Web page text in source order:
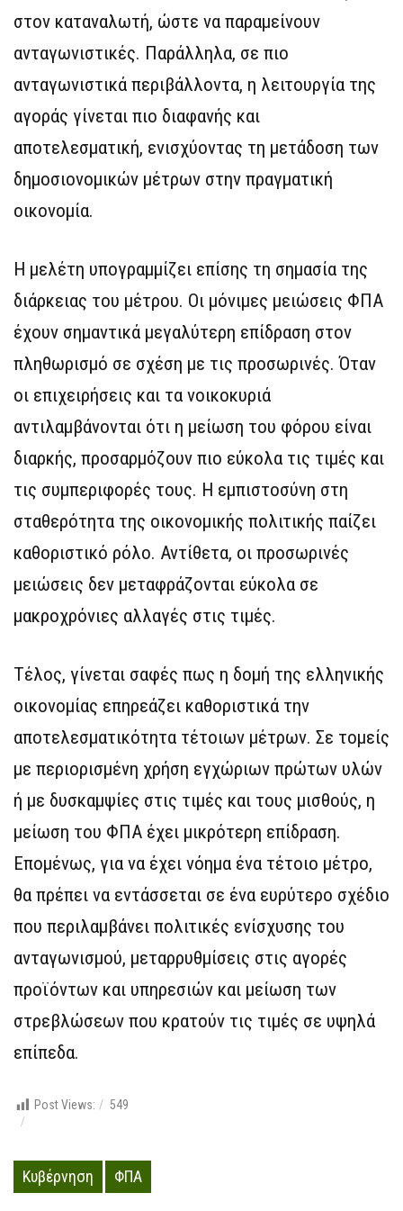
στον καταναλωτή, ώστε να παραμείνουν
ανταγωνιστικές. Παράλληλα, σε πιο
ανταγωνιστικά περιβάλλοντα, η λειτουργία της
αγοράς γίνεται πιο διαφανής και
αποτελεσματική, ενισχύοντας τη μετάδοση των
δημοσιονομικών μέτρων στην πραγματική
οικονομία.
Η μελέτη υπογραμμίζει επίσης τη σημασία της
διάρκειας του μέτρου. Οι μόνιμες μειώσεις ΦΠΑ
έχουν σημαντικά μεγαλύτερη επίδραση στον
πληθωρισμό σε σχέση με τις προσωρινές. Όταν
οι επιχειρήσεις και τα νοικοκυριά
αντιλαμβάνονται ότι η μείωση του φόρου είναι
διαρκής, προσαρμόζουν πιο εύκολα τις τιμές και
τις συμπεριφορές τους. Η εμπιστοσύνη στη
σταθερότητα της οικονομικής πολιτικής παίζει
καθοριστικό ρόλο. Αντίθετα, οι προσωρινές
μειώσεις δεν μεταφράζονται εύκολα σε
μακροχρόνιες αλλαγές στις τιμές.
Τέλος, γίνεται σαφές πως η δομή της ελληνικής
οικονομίας επηρεάζει καθοριστικά την
αποτελεσματικότητα τέτοιων μέτρων. Σε τομείς
με περιορισμένη χρήση εγχώριων πρώτων υλών
ή με δυσκαμψίες στις τιμές και τους μισθούς, η
μείωση του ΦΠΑ έχει μικρότερη επίδραση.
Επομένως, για να έχει νόημα ένα τέτοιο μέτρο,
θα πρέπει να εντάσσεται σε ένα ευρύτερο σχέδιο
που περιλαμβάνει πολιτικές ενίσχυσης του
ανταγωνισμού, μεταρρυθμίσεις στις αγορές
προϊόντων και υπηρεσιών και μείωση των
στρεβλώσεων που κρατούν τις τιμές σε υψηλά
επίπεδα.
Post Views: 549
Κυβέρνηση ΦΠΑ